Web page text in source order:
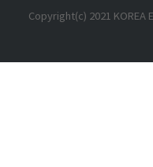
Copyright(c) 2021 KOREA